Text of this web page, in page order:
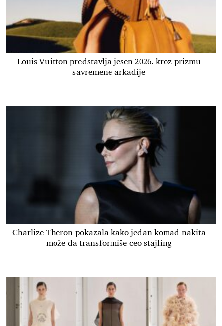
Louis Vuitton predstavlja jesen 2026. kroz prizmu
savremene arkadije
Charlize Theron pokazala kako jedan komad nakita
može da transformiše ceo stajling